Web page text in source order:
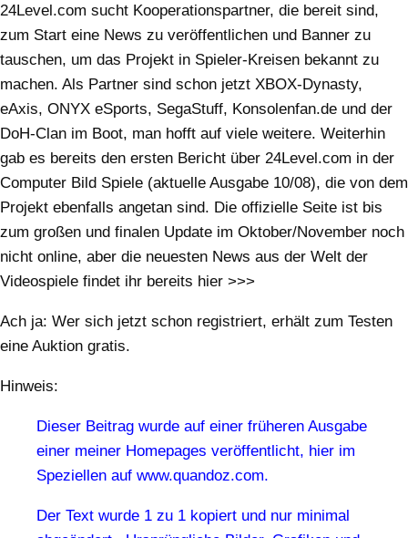
24Level.com sucht Kooperationspartner, die bereit sind,
zum Start eine News zu veröffentlichen und Banner zu
tauschen, um das Projekt in Spieler-Kreisen bekannt zu
machen. Als Partner sind schon jetzt XBOX-Dynasty,
eAxis, ONYX eSports, SegaStuff, Konsolenfan.de und der
DoH-Clan im Boot, man hofft auf viele weitere. Weiterhin
gab es bereits den ersten Bericht über 24Level.com in der
Computer Bild Spiele (aktuelle Ausgabe 10/08), die von dem
Projekt ebenfalls angetan sind. Die offizielle Seite ist bis
zum großen und finalen Update im Oktober/November noch
nicht online, aber die neuesten News aus der Welt der
Videospiele findet ihr bereits hier >>>
Ach ja: Wer sich jetzt schon registriert, erhält zum Testen
eine Auktion gratis.
Hinweis:
Dieser Beitrag wurde auf einer früheren Ausgabe
einer meiner Homepages veröffentlicht, hier im
Speziellen auf www.quandoz.com.
Der Text wurde 1 zu 1 kopiert und nur minimal